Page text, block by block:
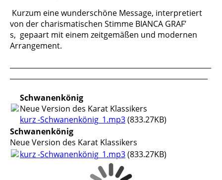
Kurzum eine wunderschöne Message, interpretiert
von der charismatischen Stimme BIANCA GRAF’
s, gepaart mit einem zeitgemäßen und modernen
Arrangement.
Schwanenkönig
Neue Version des Karat Klassikers
kurz -Schwanenkönig_1.mp3(833.27KB)
Schwanenkönig
Neue Version des Karat Klassikers
kurz -Schwanenkönig_1.mp3(833.27KB)